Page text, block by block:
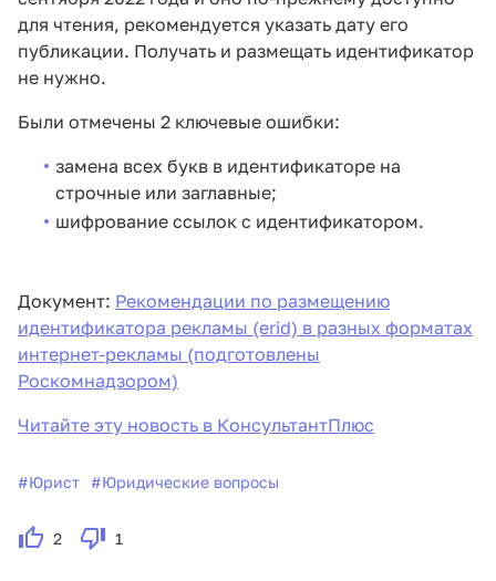
для чтения, рекомендуется указать дату его
публикации. Получать и размещать идентификатор
не нужно.
Были отмечены 2 ключевые ошибки:
замена всех букв в идентификаторе на
строчные или заглавные;
шифрование ссылок с идентификатором.
Документ: Рекомендации по размещению
идентификатора рекламы (erid) в разных форматах
интернет-рекламы (подготовлены
Роскомнадзором)
Читайте эту новость в КонсультантПлюс
#Юрист #Юридические вопросы
2 1